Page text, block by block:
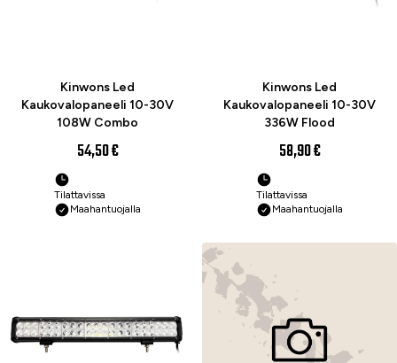
Kinwons Led
Kaukovalopaneeli 10-30V
108W Combo
54,50 €
Tilattavissa
Maahantuojalla
Kinwons Led
Kaukovalopaneeli 10-30V
336W Flood
58,90 €
Tilattavissa
Maahantuojalla